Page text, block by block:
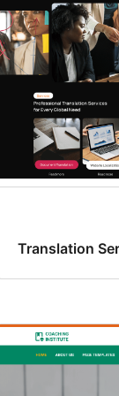
Translation